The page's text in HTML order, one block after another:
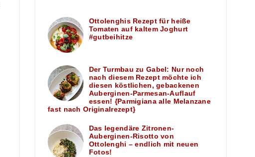
Ottolenghis Rezept für heiße
Tomaten auf kaltem Joghurt
#gutbeihitze
Der Turmbau zu Gabel: Nur noch
nach diesem Rezept möchte ich
diesen köstlichen, gebackenen
Auberginen-Parmesan-Auflauf
essen! {Parmigiana alle Melanzane
fast nach Originalrezept}
Das legendäre Zitronen-
Auberginen-Risotto von
Ottolenghi – endlich mit neuen
Fotos!